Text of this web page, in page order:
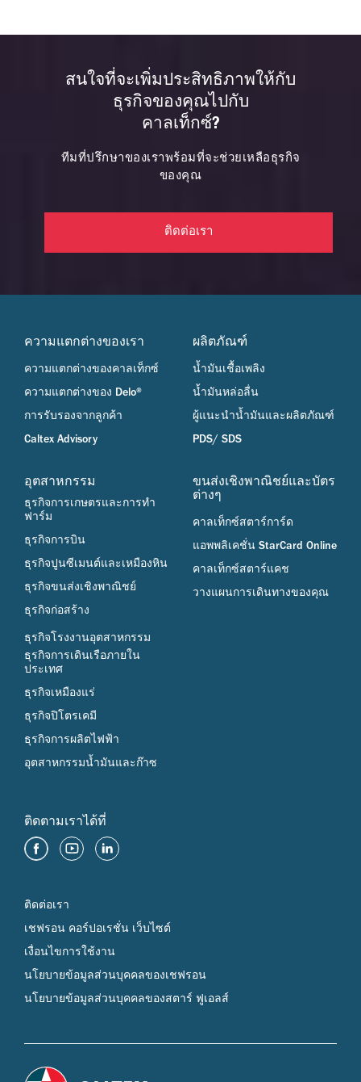
สนใจที่จะเพิ่มประสิทธิภาพให้กับ
ธุรกิจของคุณไปกับ
คาลเท็กซ์?
ทีมที่ปรึกษาของเราพร้อมที่จะช่วยเหลือธุรกิจ
ของคุณ
ติดต่อเรา
ความแตกต่างของเรา
ความแตกต่างของคาลเท็กซ์
ความแตกต่างของ Delo®
การรับรองจากลูกค้า
Caltex Advisory
อุตสาหกรรม
ธุรกิจการเกษตรและการทำ
ฟาร์ม
ธุรกิจการบิน
ธุรกิจปูนซีเมนต์และเหมืองหิน
ธุรกิจขนส่งเชิงพาณิชย์
ธุรกิจก่อสร้าง
ธุรกิจโรงงานอุตสาหกรรม
ธุรกิจการเดินเรือภายใน
ประเทศ
ธุรกิจเหมืองแร่
ธุรกิจปิโตรเคมี
ธุรกิจการผลิตไฟฟ้า
อุตสาหกรรมน้ำมันและก๊าซ
ผลิตภัณฑ์
น้ำมันเชื้อเพลิง
น้ำมันหล่อลื่น
ผู้แนะนำน้ำมันและผลิตภัณฑ์
PDS/ SDS
ขนส่งเชิงพาณิชย์และบัตร
ต่างๆ
คาลเท็กซ์สตาร์การ์ด
แอพพลิเคชั่น StarCard Online
คาลเท็กซ์สตาร์แคช
วางแผนการเดินทางของคุณ
ติดตามเราได้ที่
ติดต่อเรา
เชฟรอน คอร์ปอเรชั่น เว็บไซต์
เงื่อนไขการใช้งาน
นโยบายข้อมูลส่วนบุคคลของเชฟรอน
นโยบายข้อมูลส่วนบุคคลของสตาร์ ฟูเอลส์